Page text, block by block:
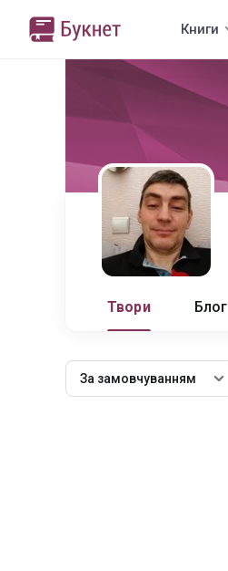
Книги
Твори Блог
За замовчуванням